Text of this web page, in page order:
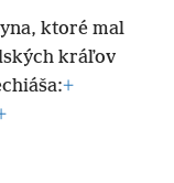
ktoré mal
kráľov
+